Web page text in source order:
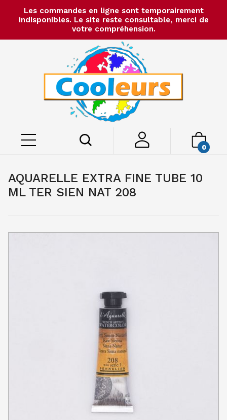
Les commandes en ligne sont temporairement
indisponibles. Le site reste consultable, merci de
votre compréhension.
0
AQUARELLE EXTRA FINE TUBE 10
ML TER SIEN NAT 208